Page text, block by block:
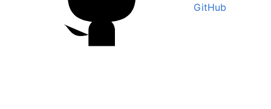
GitHub